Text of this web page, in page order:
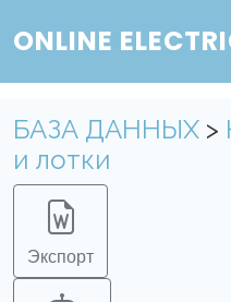
ONLINE
БАЗА ДАННЫХ >
и лотки
Экспорт